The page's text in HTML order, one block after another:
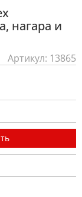
нагара и
Артикул: 13865